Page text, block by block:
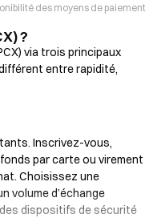
des moyens de paiement
?
via trois principaux
entre rapidité,
Inscrivez-vous,
par carte ou virement
Choisissez une
volume d’échange
dispositifs de sécurité